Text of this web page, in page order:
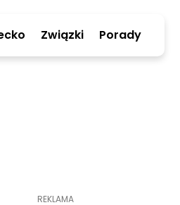
Związki Porady
REKLAMA